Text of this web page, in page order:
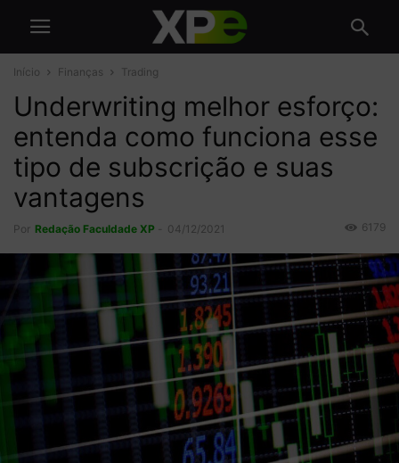
Início Finanças Trading
Underwriting melhor esforço:
entenda como funciona esse
tipo de subscrição e suas
vantagens
Por Redação Faculdade XP 04/12/2021 6179